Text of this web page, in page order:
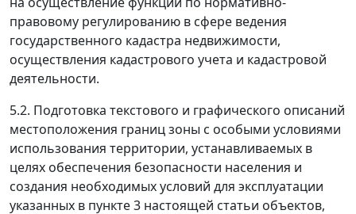
правовому регулированию в сфере ведения
государственного кадастра недвижимости,
осуществления кадастрового учета и кадастровой
деятельности.
5.2. Подготовка текстового и графического описаний
местоположения границ зоны с особыми условиями
использования территории, устанавливаемых в
целях обеспечения безопасности населения и
создания необходимых условий для эксплуатации
указанных в пункте 3 настоящей статьи объектов,